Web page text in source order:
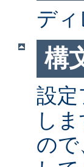
デ
構
設定
し
の